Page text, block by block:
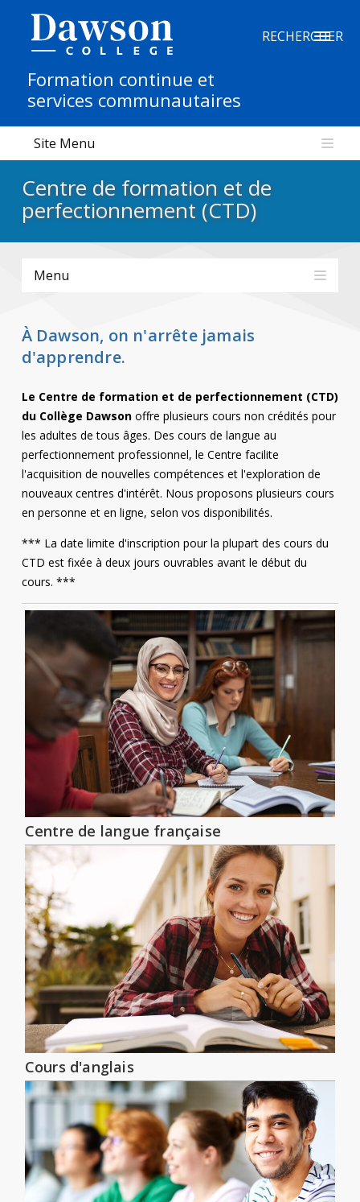
Formation continue et
services communautaires
RECHERCHER
Site Menu
Centre de formation et de
perfectionnement (CTD)
Menu
À Dawson, on n'arrête jamais
d'apprendre.
Le Centre de formation et de perfectionnement (CTD)
du Collège Dawsonoffre plusieurs cours non crédités pour
les adultes de tous âges. Des cours de langue au
perfectionnement professionnel, le Centre facilite
l'acquisition de nouvelles compétences et l'exploration de
nouveaux centres d'intérêt. Nous proposons plusieurs cours
en personne et en ligne, selon vos disponibilités.
*** La date limite d'inscription pour la plupart des cours du
CTD est fixée à deux jours ouvrables avant le début du
cours. ***
Centre de langue française
Cours d'anglais
Recherche sur le site
Recherche de personnes
EN
portail My Dawson
À propos de Dawson
Liens rapides
Informations
Outils
Liens